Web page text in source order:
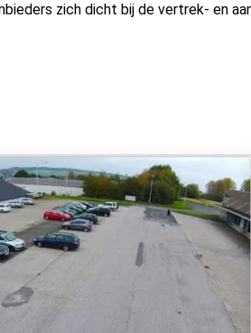
zich dicht bij de vertrek- en